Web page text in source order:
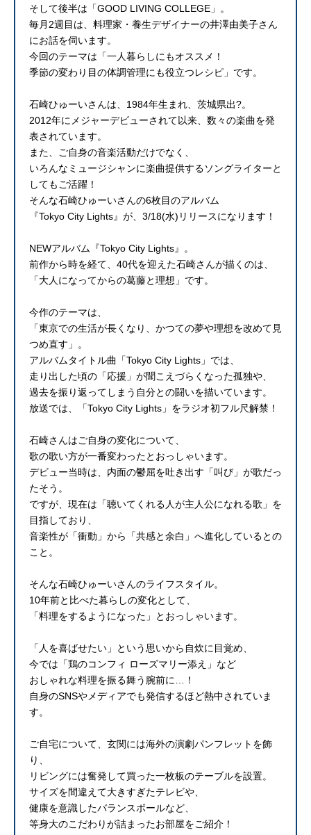
そして後半は「GOOD LIVING COLLEGE」。
毎月2週目は、料理家・養生デザイナーの井澤由美子さん
にお話を伺います。
今回のテーマは「一人暮らしにもオススメ！
季節の変わり目の体調管理にも役立つレシピ」です。
石崎ひゅーいさんは、1984年生まれ、茨城県出?。
2012年にメジャーデビューされて以来、数々の楽曲を発
表されています。
また、ご自身の音楽活動だけでなく、
いろんなミュージシャンに楽曲提供するソングライターと
してもご活躍！
そんな石崎ひゅーいさんの6枚目のアルバム
『Tokyo City Lights』が、3/18(水)リリースになります！
NEWアルバム『Tokyo City Lights』。
前作から時を経て、40代を迎えた石崎さんが描くのは、
「大人になってからの葛藤と理想」です。
今作のテーマは、
「東京での生活が長くなり、かつての夢や理想を改めて見
つめ直す」。
アルバムタイトル曲「Tokyo City Lights」では、
走り出した頃の「応援」が聞こえづらくなった孤独や、
過去を振り返ってしまう自分との闘いを描いています。
放送では、「Tokyo City Lights」をラジオ初フル尺解禁！
石崎さんはご自身の変化について、
歌の歌い方が一番変わったとおっしゃいます。
デビュー当時は、内面の鬱屈を吐き出す「叫び」が歌だっ
たそう。
ですが、現在は「聴いてくれる人が主人公になれる歌」を
目指しており、
音楽性が「衝動」から「共感と余白」へ進化しているとの
こと。
そんな石崎ひゅーいさんのライフスタイル。
10年前と比べた暮らしの変化として、
「料理をするようになった」とおっしゃいます。
「人を喜ばせたい」という思いから自炊に目覚め、
今では「鶏のコンフィ ローズマリー添え」など
おしゃれな料理を振る舞う腕前に…！
自身のSNSやメディアでも発信するほど熱中されていま
す。
ご自宅について、玄関には海外の演劇パンフレットを飾
り、
リビングには奮発して買った一枚板のテーブルを設置。
サイズを間違えて大きすぎたテレビや、
健康を意識したバランスボールなど、
等身大のこだわりが詰まったお部屋をご紹介！